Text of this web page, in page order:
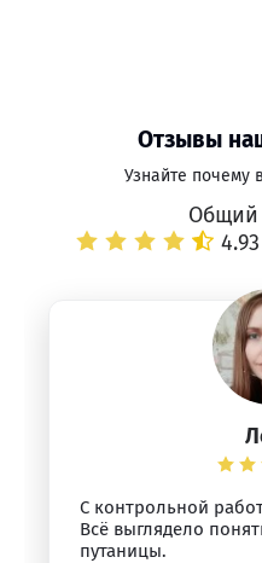
Отзывы
Узнайте почему
Общий
С контрольной
Всё выглядело
путаницы.